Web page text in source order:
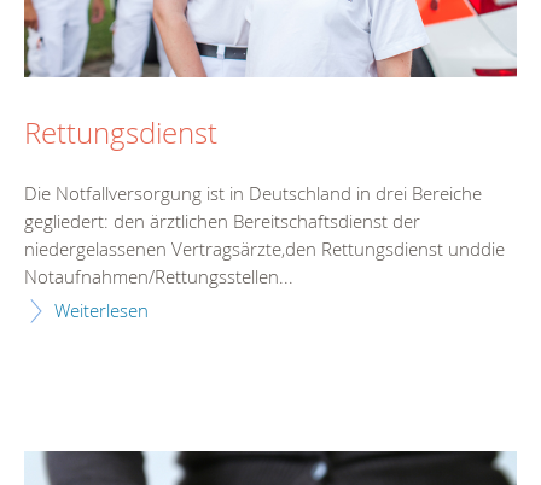
Rettungsdienst
Die Notfallversorgung ist in Deutschland in drei Bereiche
gegliedert: den ärztlichen Bereitschaftsdienst der
niedergelassenen Vertragsärzte,den Rettungsdienst unddie
Notaufnahmen/Rettungsstellen...
Weiterlesen